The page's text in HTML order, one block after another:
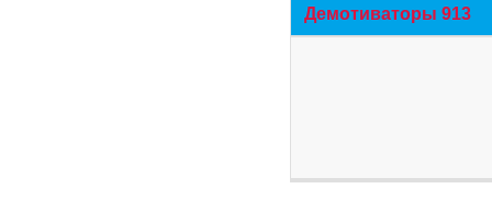
Демотиваторы 913